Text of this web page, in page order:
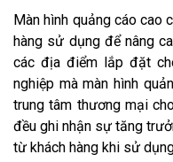
Màn hình quảng cáo cao
hàng sử dụng để nâng
các địa điểm lắp đặt
nghiệp mà màn hình
trung tâm thương mại
đều ghi nhận sự tăng
từ khách hàng khi sử